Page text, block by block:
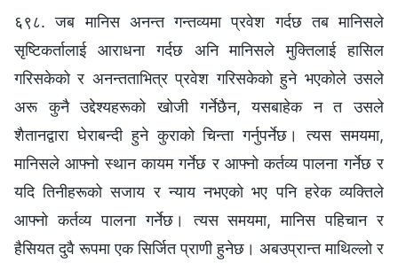
६९८. जब मानिस अनन्त गन्तव्यमा प्रवेश गर्दछ तब मानिसले
सृष्टिकर्तालाई आराधना गर्दछ अनि मानिसले मुक्तिलाई हासिल
गरिसकेको र अनन्तताभित्र प्रवेश गरिसकेको हुने भएकोले उसले
अरू कुनै उद्देश्यहरूको खोजी गर्नेछैन, यसबाहेक न त उसले
शैतानद्वारा घेराबन्दी हुने कुराको चिन्ता गर्नुपर्नेछ। त्यस समयमा,
मानिसले आफ्नो स्थान कायम गर्नेछ र आफ्नो कर्तव्य पालना गर्नेछ र
यदि तिनीहरूको सजाय र न्याय नभएको भए पनि हरेक व्यक्तिले
आफ्नो कर्तव्य पालना गर्नेछ। त्यस समयमा, मानिस पहिचान र
हैसियत दुवै रूपमा एक सिर्जित प्राणी हुनेछ। अबउप्रान्त माथिल्लो र